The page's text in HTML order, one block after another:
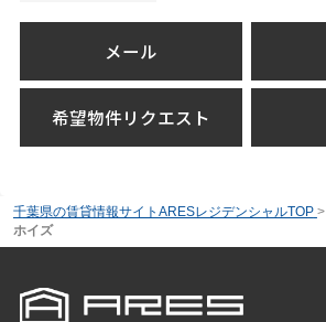
メール
希望物件リクエスト
千葉県の賃貸情報サイトARESレジデンシャルTOP >
ホイズ